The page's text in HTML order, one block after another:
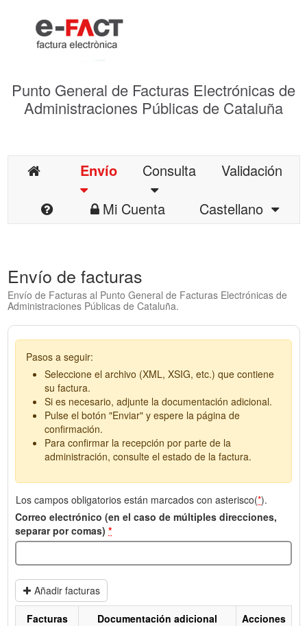
Punto General de Facturas Electrónicas de
Administraciones Públicas de Cataluña
Envío Consulta
Validación
Mi Cuenta
Castellano
Envío de facturas
Envío de Facturas al Punto General de Facturas Electrónicas de
Administraciones Públicas de Cataluña.
Pasos a seguir:
Seleccione el archivo (XML, XSIG, etc.) que contiene
su factura.
Si es necesario, adjunte la documentación adicional.
Pulse el botón "Enviar" y espere la página de
confirmación.
Para confirmar la recepción por parte de la
administración, consulte el estado de la factura.
Los campos obligatorios están marcados con asterisco(*).
Correo electrónico (en el caso de múltiples direcciones,
separar por comas) *
Añadir facturas
Facturas Documentación adicional Acciones